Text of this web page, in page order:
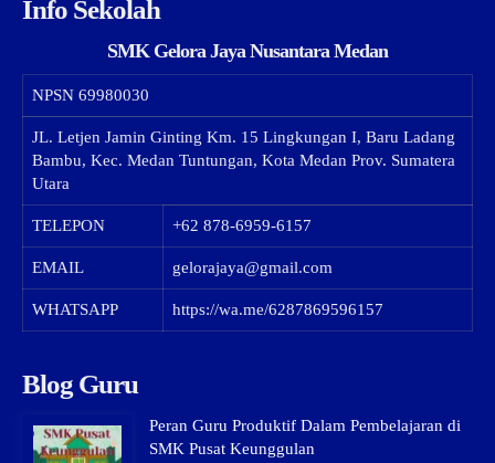
Info Sekolah
SMK Gelora Jaya Nusantara Medan
NPSN 69980030
JL. Letjen Jamin Ginting Km. 15 Lingkungan I, Baru Ladang
Bambu, Kec. Medan Tuntungan, Kota Medan Prov. Sumatera
Utara
TELEPON +62 878-6959-6157
EMAIL gelorajaya@gmail.com
WHATSAPP https://wa.me/6287869596157
Blog Guru
Peran Guru Produktif Dalam Pembelajaran di
SMK Pusat Keunggulan